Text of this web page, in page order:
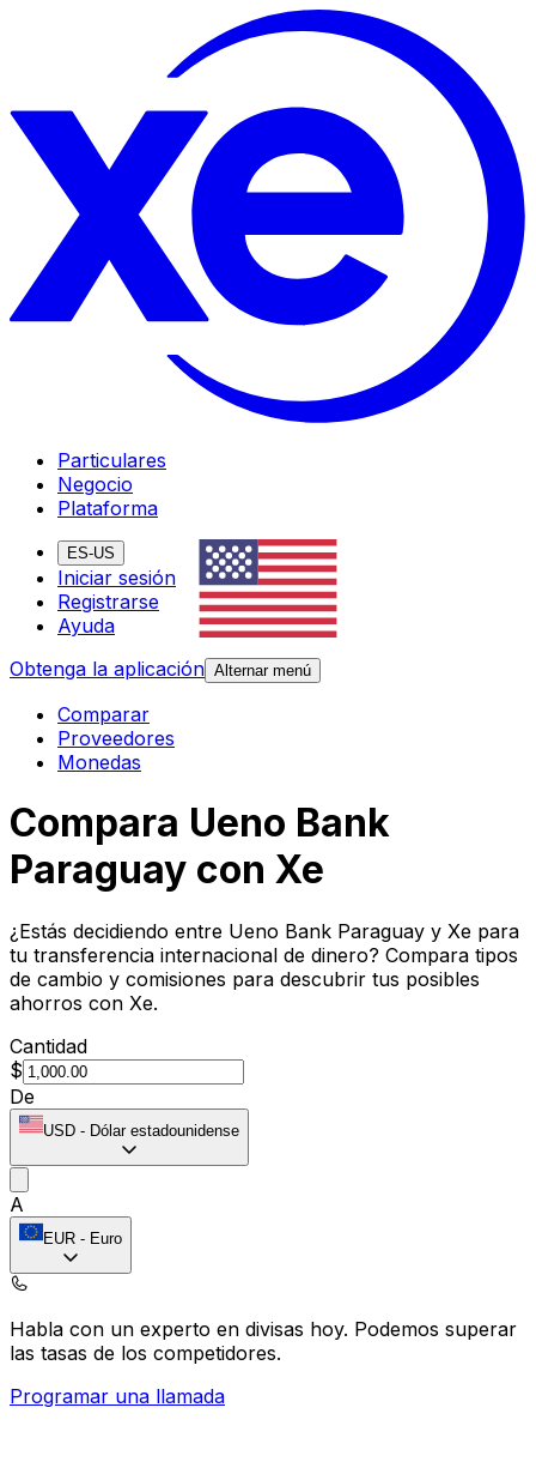
Particulares
Negocio
Plataforma
ES-US
Iniciar sesión
Registrarse
Ayuda
Obtenga la aplicación Alternar menú
Comparar
Proveedores
Monedas
Compara Ueno Bank
Paraguay con Xe
¿Estás decidiendo entre Ueno Bank Paraguay y Xe para
tu transferencia internacional de dinero? Compara tipos
de cambio y comisiones para descubrir tus posibles
ahorros con Xe.
Cantidad
$
De
USD - Dólar estadounidense
A
EUR - Euro
Habla con un experto en divisas hoy. Podemos superar
las tasas de los competidores.
Programar una llamada